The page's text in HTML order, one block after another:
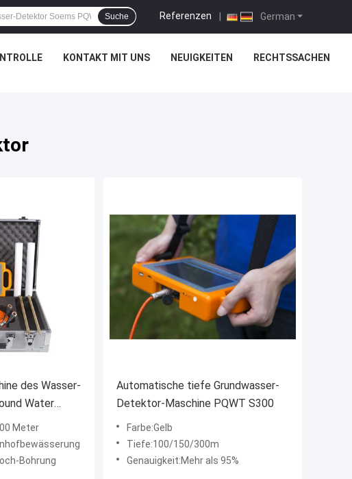
German
Referenzen |
Suche
KONTAKT MIT UNS NEUIGKEITEN RECHTSSACHEN
des Wasser-
Water
Meter
Bohrung
Automatische tiefe Grundwasser-
Detektor-Maschine PQWT S300
Farbe:Gelb
Tiefe:100/150/300m
Genauigkeit:Mehr als 95%